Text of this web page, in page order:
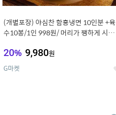
(개별포장) 야심찬 함흥냉면 10인분 +육
수10봉/1인 998원/ 머리가 쨍하게 시원한
20% 9,980원
G마켓